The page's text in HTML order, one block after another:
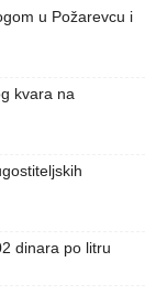
u Požarevcu i
kvara na
dinara po litru